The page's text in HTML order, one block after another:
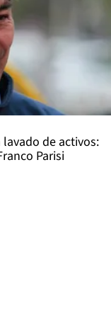
de activos:
Parisi